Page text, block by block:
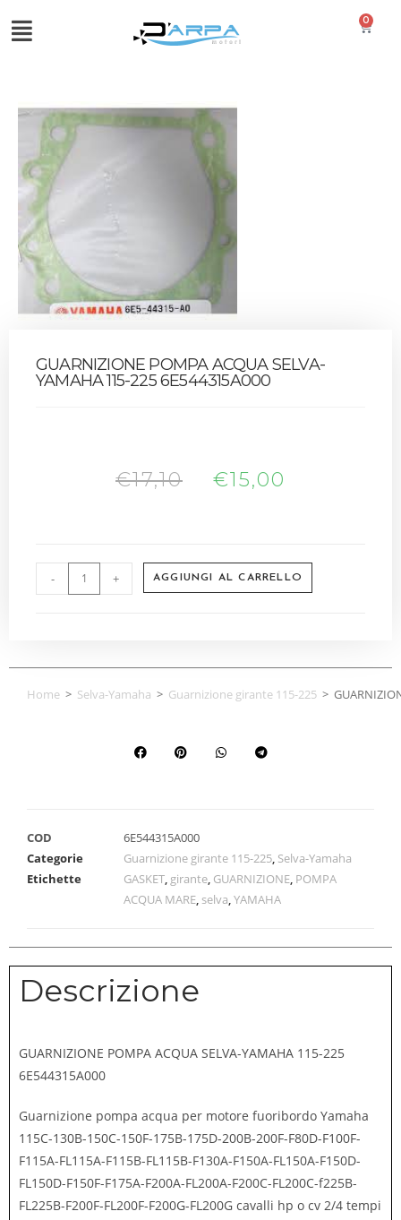
0
GUARNIZIONE POMPA ACQUA SELVA-
YAMAHA 115-225 6E544315A000
€17,10 €15,00
- + AGGIUNGI AL CARRELLO
Home > Selva-Yamaha > Guarnizione girante 115-225 >
COD
6E544315A000
Categorie
Guarnizione girante 115-225, Selva-Yamaha
Etichette
GASKET, girante, GUARNIZIONE, POMPA
ACQUA MARE, selva,YAMAHA
Descrizione
GUARNIZIONE POMPA ACQUA SELVA-YAMAHA 115-225
6E544315A000
Guarnizione pompa acqua per motore fuoribordo Yamaha
115C-130B-150C-150F-175B-175D-200B-200F-F80D-F100F-
F115A-FL115A-F115B-FL115B-F130A-F150A-FL150A-F150D-
FL150D-F150F-F175A-F200A-FL200A-F200C-FL200C-f225B-
FL225B-F200F-FL200F-F200G-FL200G cavalli hp o cv 2/4 tempi